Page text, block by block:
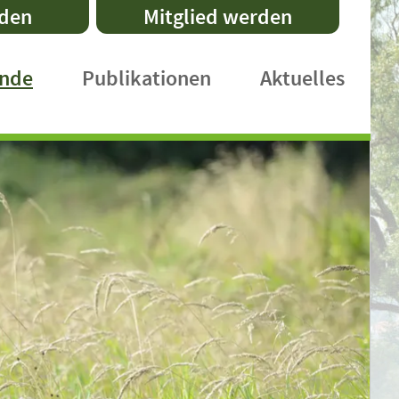
Mitglied werden
Publikationen
DVL-Schriftenreihe
Fachpublikationen
Faltblätter
Praxishefte
International Publications
DVL-Rundbrief
Aktuelles